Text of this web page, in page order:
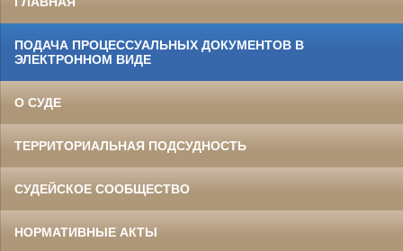
ПОДАЧА ПРОЦЕССУАЛЬНЫХ ДОКУМЕНТОВ В
ЭЛЕКТРОННОМ ВИДЕ
О СУДЕ
ТЕРРИТОРИАЛЬНАЯ ПОДСУДНОСТЬ
СУДЕЙСКОЕ СООБЩЕСТВО
НОРМАТИВНЫЕ АКТЫ